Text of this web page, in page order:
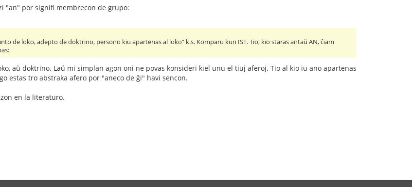
"an" por signifi membrecon de grupo:
de loko, adepto de doktrino, persono kiu apartenas al loko” k.s. Komparu kun IST. Tio, kio staras antaŭ AN, ĉiam
aŭ doktrino. Laŭ mi simplan agon oni ne povas konsideri kiel unu el tiuj aferoj. Tio al kio iu ano apartenas
estas tro abstraka afero por "aneco de ĝi" havi sencon.
en la literaturo.